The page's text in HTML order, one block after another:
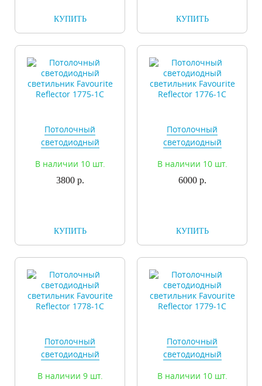
КУПИТЬ КУПИТЬ
Потолочный
светодиодный
Reflector 1775-1C
В наличии 10 шт.
3800 р.
КУПИТЬ
Потолочный
светодиодный
Reflector 1776-1C
В наличии 10 шт.
6000 р.
КУПИТЬ
Потолочный
светодиодный
Reflector 1778-1C
В наличии 9 шт.
Потолочный
светодиодный
Reflector 1779-1C
В наличии 10 шт.